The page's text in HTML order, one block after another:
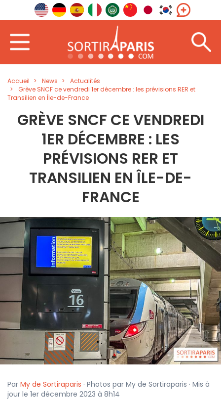
Accueil News
Actualités
Grève SNCF ce vendredi 1er décembre : les prévisions RER et
Transilien en Île-de-France
GRÈVE SNCF CE VENDREDI
1ER DÉCEMBRE : LES
PRÉVISIONS RER ET
TRANSILIEN EN ÎLE-DE-
FRANCE
Par My de Sortiraparis · Photos par My de Sortiraparis · Mis à
jour le 1er décembre 2023 à 8h14